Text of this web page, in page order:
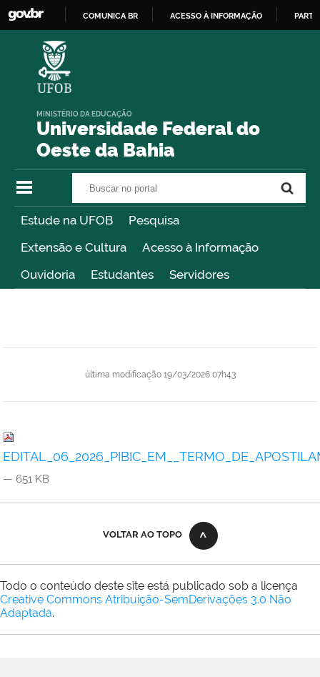
COMUNICA BR ACESSO À INFORMAÇÃO
Universidade Federal do
Oeste da Bahia
MINISTÉRIO DA EDUCAÇÃO
Estude na UFOB
Pesquisa
Extensão e Cultura
Acesso à Informação
Ouvidoria
Estudantes Servidores
última modificação19/03/2026 07h43
— 651 KB
VOLTAR AO TOPO
Todo o conteúdo deste site está publicado sob a licença
Creative Commons Atribuição-SemDerivações 3.0 Não
Adaptada.